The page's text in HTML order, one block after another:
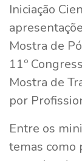
Iniciação
Mostra de
11º
Mostra de
por
Entre os
temas como